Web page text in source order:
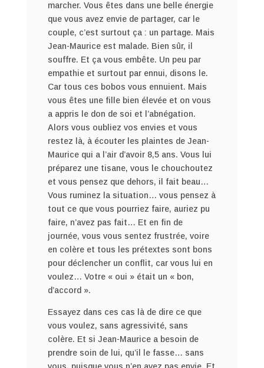
marcher. Vous êtes dans une belle énergie
que vous avez envie de partager, car le
couple, c’est surtout ça : un partage. Mais
Jean-Maurice est malade. Bien sûr, il
souffre. Et ça vous embête. Un peu par
empathie et surtout par ennui, disons le.
Car tous ces bobos vous ennuient. Mais
vous êtes une fille bien élevée et on vous
a appris le don de soi et l’abnégation.
Alors vous oubliez vos envies et vous
restez là, à écouter les plaintes de Jean-
Maurice qui a l’air d’avoir 8,5 ans. Vous lui
préparez une tisane, vous le chouchoutez
et vous pensez que dehors, il fait beau…
Vous ruminez la situation… vous pensez à
tout ce que vous pourriez faire, auriez pu
faire, n’avez pas fait… Et en fin de
journée, vous vous sentez frustrée, voire
en colère et tous les prétextes sont bons
pour déclencher un conflit, car vous lui en
voulez… Votre « oui » était un « bon,
d’accord ».
Essayez dans ces cas là de dire ce que
vous voulez, sans agressivité, sans
colère. Et si Jean-Maurice a besoin de
prendre soin de lui, qu’il le fasse… sans